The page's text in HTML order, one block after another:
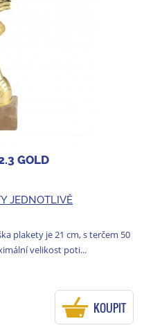
GOLD
JEDNOTLIVĚ
plakety je 21 cm, s terčem 50
velikost poti...
KOUPIT